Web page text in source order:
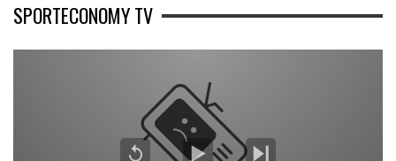
SPORTECONOMY TV